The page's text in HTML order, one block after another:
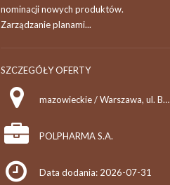
nominacji nowych produktów.
Zarządzanie planami...
SZCZEGÓŁY OFERTY
mazowieckie / Warszawa, ul. Bobrowiecka
POLPHARMA S.A.
Data dodania: 2026-07-31